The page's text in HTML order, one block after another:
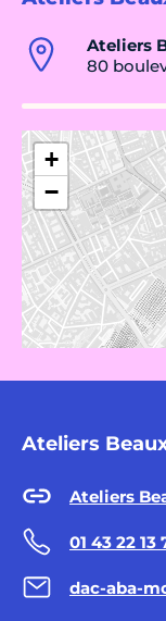
Ateliers
80
+
−
Ateliers
Ateliers
01 43 22 13
dac-aba-